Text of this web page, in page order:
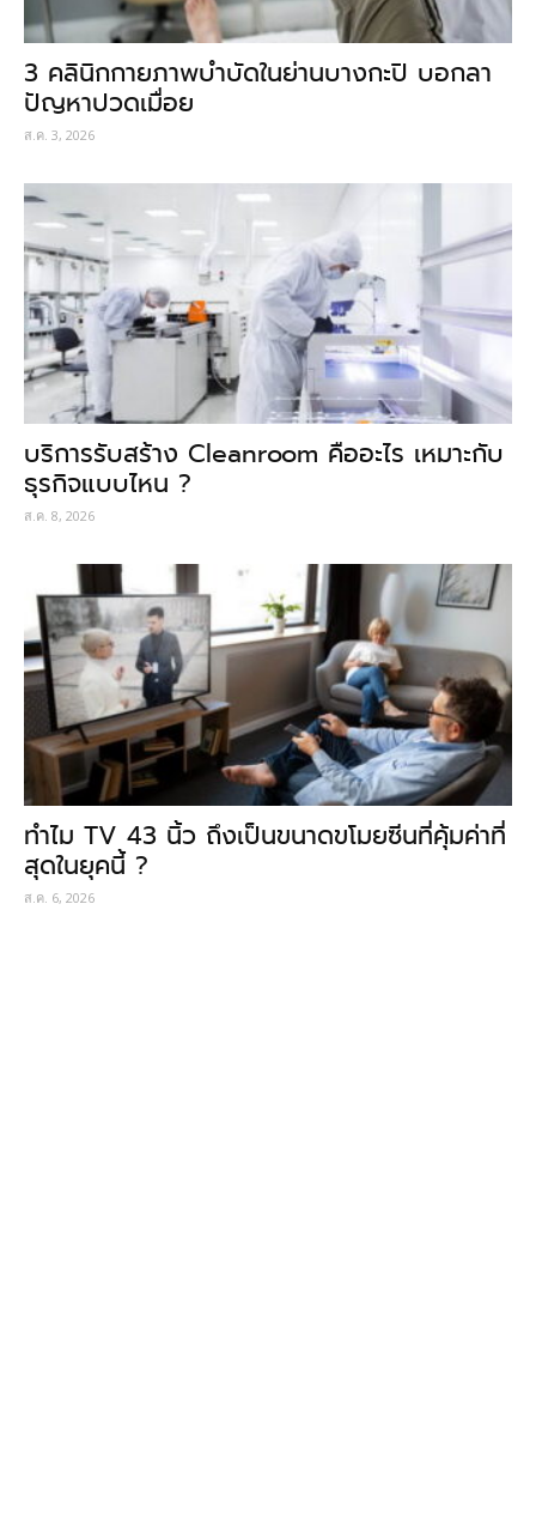
3 คลินิกกายภาพบำบัดในย่านบางกะปิ บอกลา
ปัญหาปวดเมื่อย
ส.ค. 3, 2026
บริการรับสร้าง Cleanroom คืออะไร เหมาะกับ
ธุรกิจแบบไหน ?
ส.ค. 8, 2026
ทำไม TV 43 นิ้ว ถึงเป็นขนาดขโมยซีนที่คุ้มค่าที่
สุดในยุคนี้ ?
ส.ค. 6, 2026